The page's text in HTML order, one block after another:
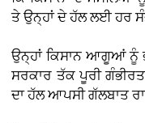
ਤੇ ਉਨ੍ਹਾਂ ਦੇ ਹੱਲ ਲਈ ਹਰ
ਉਨ੍ਹਾਂ ਕਿਸਾਨ ਆਗੂਆਂ ਨੂੰ
ਸਰਕਾਰ ਤੱਕ ਪੂਰੀ
ਦਾ ਹੱਲ ਆਪਸੀ ਗੱਲਬਾਤ